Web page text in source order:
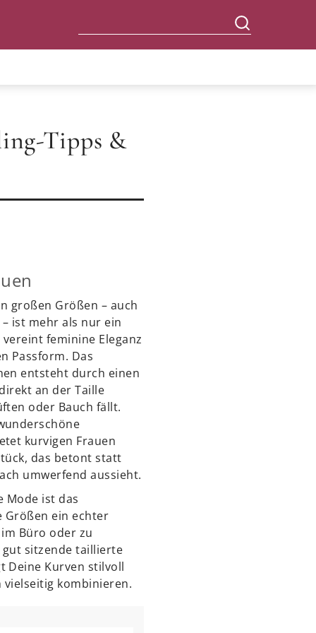
Tipps &
großen Größen – auch
ist mehr als nur ein
feminine Eleganz
Passform. Das
entsteht durch einen
an der Taille
oder Bauch fällt.
kurvigen Frauen
das betont statt
umwerfend aussieht.
Mode ist das
Größen ein echter
Büro oder zu
gut sitzende taillierte
Deine Kurven stilvoll
kombinieren.